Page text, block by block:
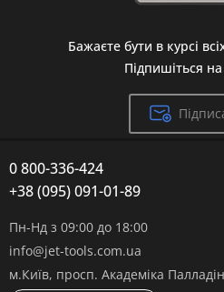
Бажаєте бути в курсі
Підпишіться
0 800-336-424
+38 (095) 091-01-89
Пн-Нд з 09:00 до 18:00
info@jet-tools.com.ua
м.Київ, просп. Академіка